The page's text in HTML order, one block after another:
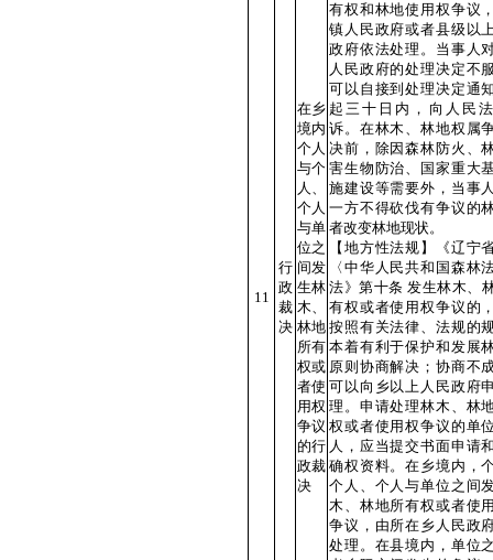
11
行
政
裁
决
在乡
境内
个人
与个
人、
个人
与单
位之
间发
生林
木、
林地
所有
权或
者使
用权
争议
的行
政裁
决
有权和林地使用权争议
镇人民政府或者县级以
政府依法处理。当事人
人民政府的处理决定不
可以自接到处理决定通
起三十日内，向人民
诉。在林木、林地权属
决前，除因森林防火、
害生物防治、国家重大
施建设等需要外，当事
一方不得砍伐有争议的
者改变林地现状。
【地方性法规】《辽宁
〈中华人民共和国森林
法》第十条 发生林木、
有权或者使用权争议的
按照有关法律、法规的
本着有利于保护和发展
原则协商解决；协商不
可以向乡以上人民政府
理。申请处理林木、林
权或者使用权争议的单
人，应当提交书面申请
确权资料。在乡境内，
个人、个人与单位之间
木、林地所有权或者使
争议，由所在乡人民政
处理。在县境内，单位